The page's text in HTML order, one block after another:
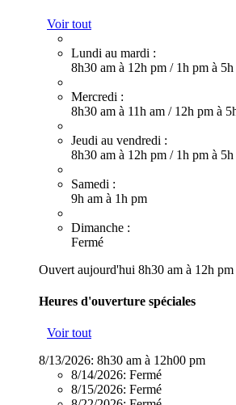
Voir tout
Lundi au mardi :
8h30 am à 12h pm / 1h pm à
Mercredi :
8h30 am à 11h am / 12h pm à
Jeudi au vendredi :
8h30 am à 12h pm / 1h pm à
Samedi :
9h am à 1h pm
Dimanche :
Fermé
Ouvert aujourd'hui 8h30 am à 12h pm
Heures d'ouverture spéciales
Voir tout
8/13/2026: 8h30 am à 12h00 pm
8/14/2026: Fermé
8/15/2026: Fermé